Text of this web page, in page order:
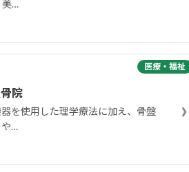
美…
医療・福祉
院
を使用した理学療法に加え、骨盤
や…
›